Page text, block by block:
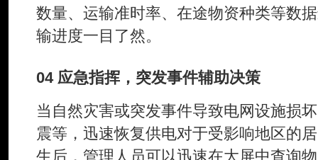
数量、运输准时率、在途物资种类等数
输进度一目了然。
04 应急指挥，突发事件辅助决策
当自然灾害或突发事件导致电网设施损
震等，迅速恢复供电对于受影响地区的
生后，管理人员可以迅速在大屏中查询